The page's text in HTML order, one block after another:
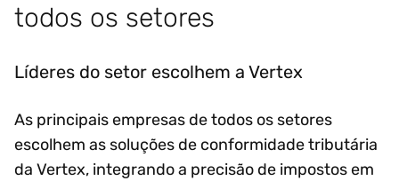
todos os setores
Líderes do setor escolhem a Vertex
As principais empresas de todos os setores
escolhem as soluções de conformidade tributária
da Vertex, integrando a precisão de impostos em